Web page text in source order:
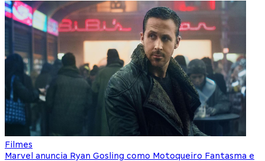
Filmes
Marvel anuncia Ryan Gosling como Motoqueiro Fantasma e